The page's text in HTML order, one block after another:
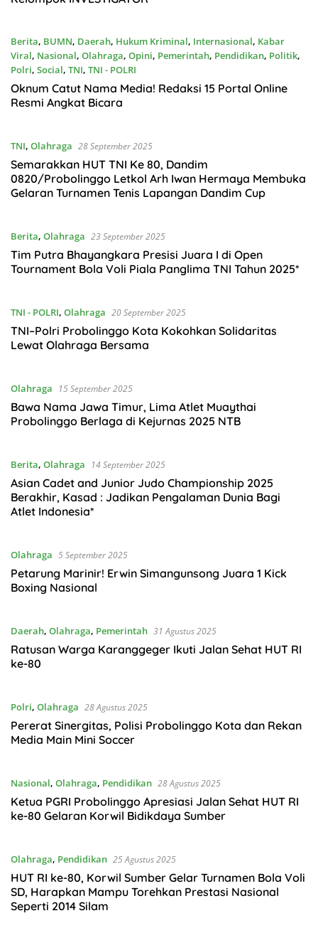
Berita, BUMN, Daerah, Hukum Kriminal, Internasional, Kabar
Viral, Nasional, Olahraga, Opini, Pemerintah, Pendidikan, Politik,
Polri, Social, TNI, TNI - POLRI
28 September 2025
Oknum Catut Nama Media! Redaksi 15 Portal Online
Resmi Angkat Bicara
TNI, Olahraga 28 September 2025
Semarakkan HUT TNI Ke 80, Dandim
0820/Probolinggo Letkol Arh Iwan Hermaya Membuka
Gelaran Turnamen Tenis Lapangan Dandim Cup
Berita, Olahraga 23 September 2025
Tim Putra Bhayangkara Presisi Juara I di Open
Tournament Bola Voli Piala Panglima TNI Tahun 2025*
TNI - POLRI, Olahraga 20 September 2025
TNI–Polri Probolinggo Kota Kokohkan Solidaritas
Lewat Olahraga Bersama
Olahraga 15 September 2025
Bawa Nama Jawa Timur, Lima Atlet Muaythai
Probolinggo Berlaga di Kejurnas 2025 NTB
Berita, Olahraga 14 September 2025
Asian Cadet and Junior Judo Championship 2025
Berakhir, Kasad : Jadikan Pengalaman Dunia Bagi
Atlet Indonesia*
Olahraga 5 September 2025
Petarung Marinir! Erwin Simangunsong Juara 1 Kick
Boxing Nasional
Daerah, Olahraga, Pemerintah 31 Agustus 2025
Ratusan Warga Karanggeger Ikuti Jalan Sehat HUT RI
ke-80
Polri, Olahraga 28 Agustus 2025
Pererat Sinergitas, Polisi Probolinggo Kota dan Rekan
Media Main Mini Soccer
Nasional, Olahraga, Pendidikan 28 Agustus 2025
Ketua PGRI Probolinggo Apresiasi Jalan Sehat HUT RI
ke-80 Gelaran Korwil Bidikdaya Sumber
Olahraga, Pendidikan 25 Agustus 2025
HUT RI ke-80, Korwil Sumber Gelar Turnamen Bola Voli
SD, Harapkan Mampu Torehkan Prestasi Nasional
Seperti 2014 Silam